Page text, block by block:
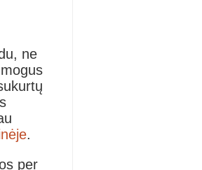
ne
.
per